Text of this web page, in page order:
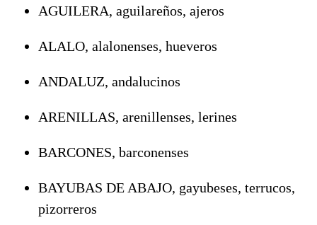
AGUILERA, aguilareños, ajeros
ALALO, alalonenses, hueveros
ANDALUZ, andalucinos
ARENILLAS, arenillenses, lerines
BARCONES, barconenses
BAYUBAS DE ABAJO, gayubeses, terrucos,
pizorreros